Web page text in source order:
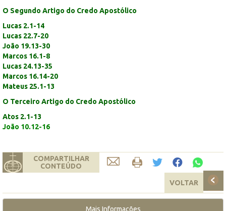
O Segundo Artigo do Credo Apostólico
Lucas 2.1-14
Lucas 22.7-20
João 19.13-30
Marcos 16.1-8
Lucas 24.13-35
Marcos 16.14-20
Mateus 25.1-13
O Terceiro Artigo do Credo Apostólico
Atos 2.1-13
João 10.12-16
COMPARTILHAR
CONTEÚDO
VOLTAR
Mais Informações